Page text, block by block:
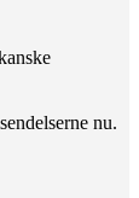
nu.